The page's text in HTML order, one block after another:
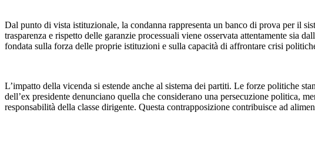
Dal punto di vista istituzionale, la condanna rappresenta un banco di prova per il
trasparenza e rispetto delle garanzie processuali viene osservata attentamente sia
fondata sulla forza delle proprie istituzioni e sulla capacità di affrontare crisi
L’impatto della vicenda si estende anche al sistema dei partiti. Le forze politiche
dell’ex presidente denunciano quella che considerano una persecuzione politica,
responsabilità della classe dirigente. Questa contrapposizione contribuisce ad